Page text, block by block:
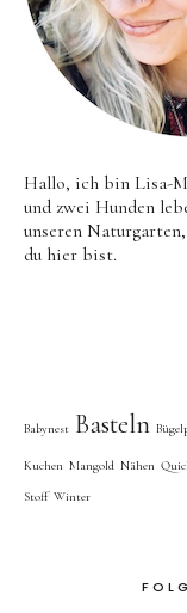
Hallo, ich bin Lisa-
und zwei Hunden
unseren
du hier bist.
Babynest Basteln
Kuchen Mangold Nähen
Stoff Winter